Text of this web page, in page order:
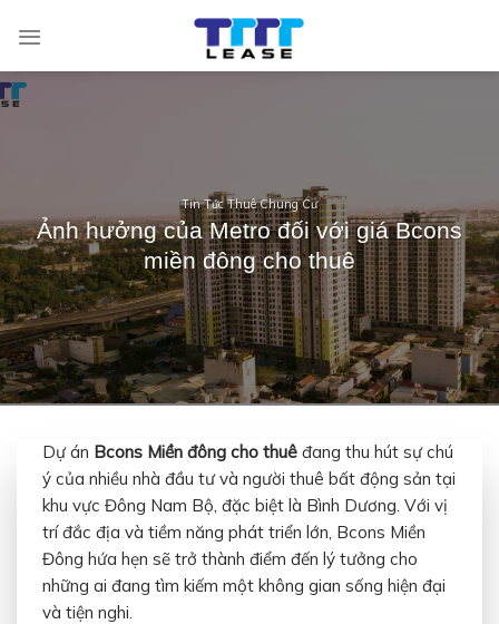
Tin Tức Thuê Chung Cư
Ảnh hưởng của Metro đối với giá Bcons
miền đông cho thuê
Dự án Bcons Miền đông cho thuêđang thu hút sự chú
ý của nhiều nhà đầu tư và người thuê bất động sản tại
khu vực Đông Nam Bộ, đặc biệt là Bình Dương. Với vị
trí đắc địa và tiềm năng phát triển lớn, Bcons Miền
Đông hứa hẹn sẽ trở thành điểm đến lý tưởng cho
những ai đang tìm kiếm một không gian sống hiện đại
và tiện nghi.